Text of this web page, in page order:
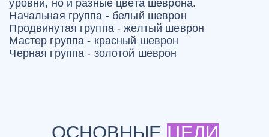
Театральная студия для детей и подростков
позволяет раскрыться ребенку, благодаря
ненавязчивому игровому процессу, в ходе которого
происходит обучение. Наша детская студия
актерского мастерства набирает группы по
возрастам. Каждую группу курирует несколько
квалифицированных преподавателей, которые
индивидуально подходят к каждому ребенку.